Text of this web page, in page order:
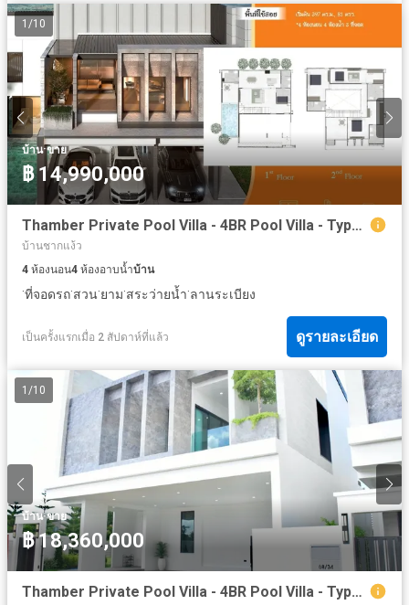
1 /10
บ้าน·ขาย
฿ 14,990,000
Thamber Private Pool Villa - 4BR Pool Villa - Type B (Boreas) - Special Promotion
บ้านชากแง้ว
4 ห้องนอน4 ห้องอาบน้ำบ้าน
·ที่จอดรถ·สวน·ยาม·สระว่ายน้ำ·ลานระเบียง
เป็นครั้งแรกเมื่อ 2 สัปดาห์ที่แล้ว ดูรายละเอียด
1 /10
บ้าน·ขาย
฿ 18,360,000
Thamber Private Pool Villa - 4BR Pool Villa - Type A (Argus)